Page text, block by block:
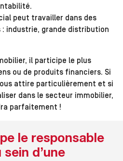
peut travailler dans des
industrie, grande distribution
il participe le plus
ou de produits financiers. Si
attire particulièrement et si
dans le secteur immobilier,
parfaitement !
le responsable
d’une